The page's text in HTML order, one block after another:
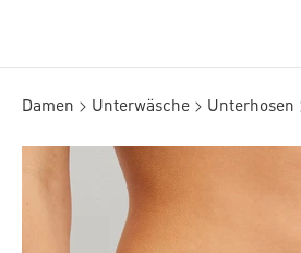
Damen Unterwäsche Unterhosen